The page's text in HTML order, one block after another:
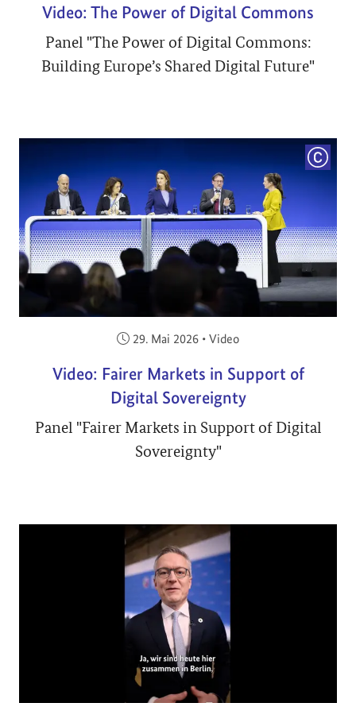
Video: The Power of Digital Commons
Panel "The Power of Digital Commons:
Building Europe’s Shared Digital Future"
Veröffentlicht am:
29. Mai 2026 • Video
Video: Fairer Markets in Support of
Digital Sovereignty
Panel "Fairer Markets in Support of Digital
Sovereignty"